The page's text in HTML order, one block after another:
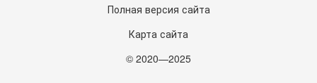
Полная версия сайта
Карта сайта
© 2020—2025